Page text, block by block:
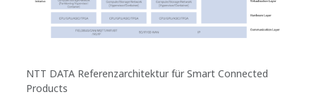
NTT DATA Referenzarchitektur für Smart Connected
Products